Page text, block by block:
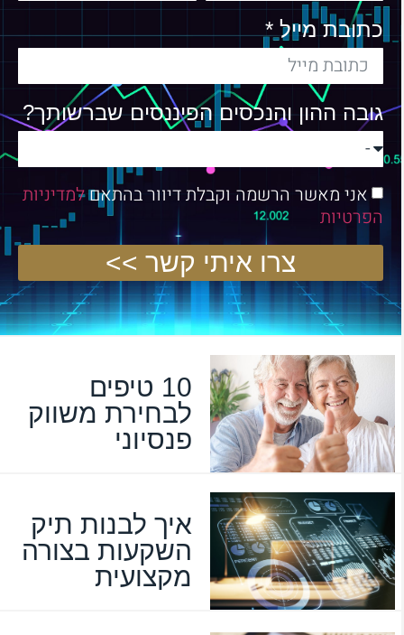
כתובת מייל *
גובה ההון והנכסים הפיננסים שברשותך?
אני מאשר הרשמה וקבלת דיוור בהתאםלמדיניות
הפרטיות
צרו איתי קשר >>
10 טיפים
לבחירת משווק
פנסיוני
איך לבנות תיק
השקעות בצורה
מקצועית